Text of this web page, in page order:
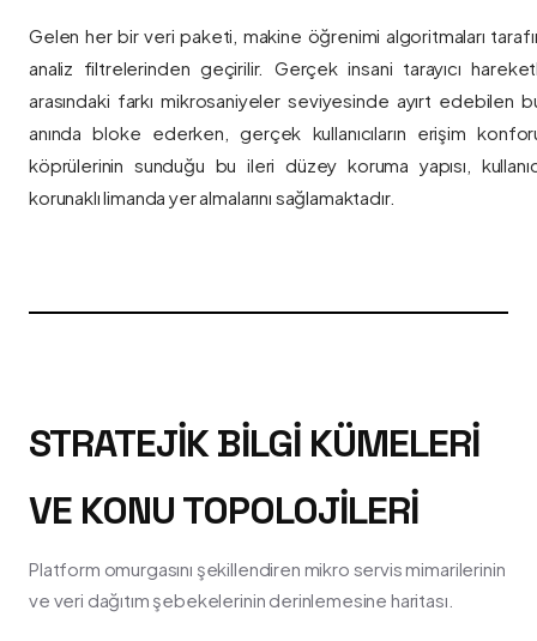
Gelen her bir veri paketi, makine öğrenimi algoritmaları
analiz filtrelerinden geçirilir. Gerçek insani tarayıcı
arasındaki farkı mikrosaniyeler seviyesinde ayırt edebilen
anında bloke ederken, gerçek kullanıcıların erişim
köprülerinin sunduğu bu ileri düzey koruma yapısı,
korunaklı limanda yer almalarını sağlamaktadır.
STRATEJIK BILGI KÜMELERI
VE KONU TOPOLOJILERI
Platform omurgasını şekillendiren mikro servis mimarilerinin
ve veri dağıtım şebekelerinin derinlemesine haritası.